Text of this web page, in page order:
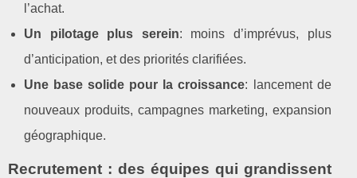
l’achat.
Un pilotage plus serein: moins d’imprévus, plus
d’anticipation, et des priorités clarifiées.
Une base solide pour la croissance: lancement de
nouveaux produits, campagnes marketing, expansion
géographique.
Recrutement : des équipes qui grandissent